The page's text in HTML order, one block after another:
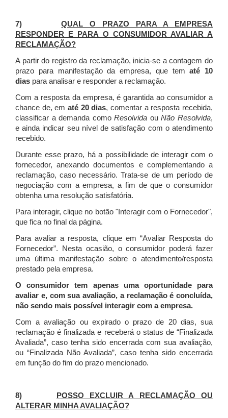
7)QUAL O PRAZO PARA A EMPRESA
RESPONDER E PARA O CONSUMIDOR AVALIAR A
RECLAMAÇÃO?
A partir do registro da reclamação, inicia-se a contagem do
prazo para manifestação da empresa, que tematé 10
dias para analisar e responder a reclamação.
Com a resposta da empresa, é garantida ao consumidor a
chance de, em até 20 dias, comentar a resposta recebida,
classificar a demanda comoResolvida ouNão Resolvida,
e ainda indicar seu nível de satisfação com o atendimento
recebido.
Durante esse prazo, há a possibilidade de interagir com o
fornecedor, anexando documentos e complementando a
reclamação, caso necessário.Trata-se de um período de
negociação com a empresa, a fim de que o consumidor
obtenha uma resolução satisfatória.
Para interagir, clique no botão "Interagir com o Fornecedor",
que fica no final da página.
Para avaliar a resposta, clique em “Avaliar Resposta do
Fornecedor”. Nesta ocasião, o consumidor poderá fazer
uma última manifestação sobre o atendimento/resposta
prestado pela empresa.
O consumidor tem apenas uma oportunidade para
avaliar e, com sua avaliação, a reclamação é concluída,
não sendo mais possível interagir com a empresa.
Com a avaliação ou expirado o prazo de 20 dias, sua
reclamação é finalizada e receberá o status de “Finalizada
Avaliada”, caso tenha sido encerrada com sua avaliação,
ou “Finalizada Não Avaliada”, caso tenha sido encerrada
em função do fim do prazo mencionado.
8)
POSSO EXCLUIR A RECLAMAÇÃO OU
ALTERAR MINHA AVALIAÇÃO?